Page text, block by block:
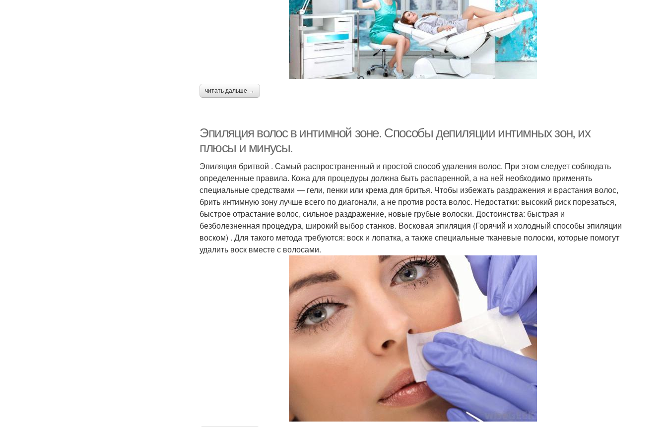
читать дальше →
Эпиляция волос в интимной зоне. Способы депиляции интимных зон, их
плюсы и минусы.
Эпиляция бритвой . Самый распространенный и простой способ удаления волос. При этом следует соблюдать
определенные правила. Кожа для процедуры должна быть распаренной, а на ней необходимо применять
специальные средствами — гели, пенки или крема для бритья. Чтобы избежать раздражения и врастания волос,
брить интимную зону лучше всего по диагонали, а не против роста волос. Недостатки: высокий риск порезаться,
быстрое отрастание волос, сильное раздражение, новые грубые волоски. Достоинства: быстрая и
безболезненная процедура, широкий выбор станков. Восковая эпиляция (Горячий и холодный способы эпиляции
воском) . Для такого метода требуются: воск и лопатка, а также специальные тканевые полоски, которые помогут
удалить воск вместе с волосами.